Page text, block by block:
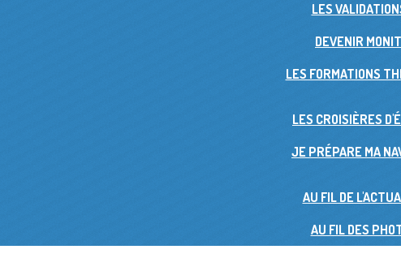
LES
DEVENIR
LES FORMATIONS
LES CROISIÈRES
JE PRÉPARE MA
AU FIL DE
AU FIL DES